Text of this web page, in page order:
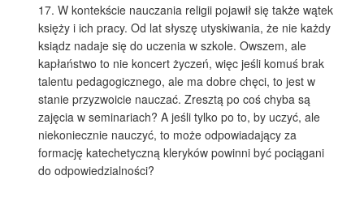
17. W kontekście nauczania religii pojawił się także wątek
księży i ich pracy. Od lat słyszę utyskiwania, że nie każdy
ksiądz nadaje się do uczenia w szkole. Owszem, ale
kapłaństwo to nie koncert życzeń, więc jeśli komuś brak
talentu pedagogicznego, ale ma dobre chęci, to jest w
stanie przyzwoicie nauczać. Zresztą po coś chyba są
zajęcia w seminariach? A jeśli tylko po to, by uczyć, ale
niekoniecznie nauczyć, to może odpowiadający za
formację katechetyczną kleryków powinni być pociągani
do odpowiedzialności?